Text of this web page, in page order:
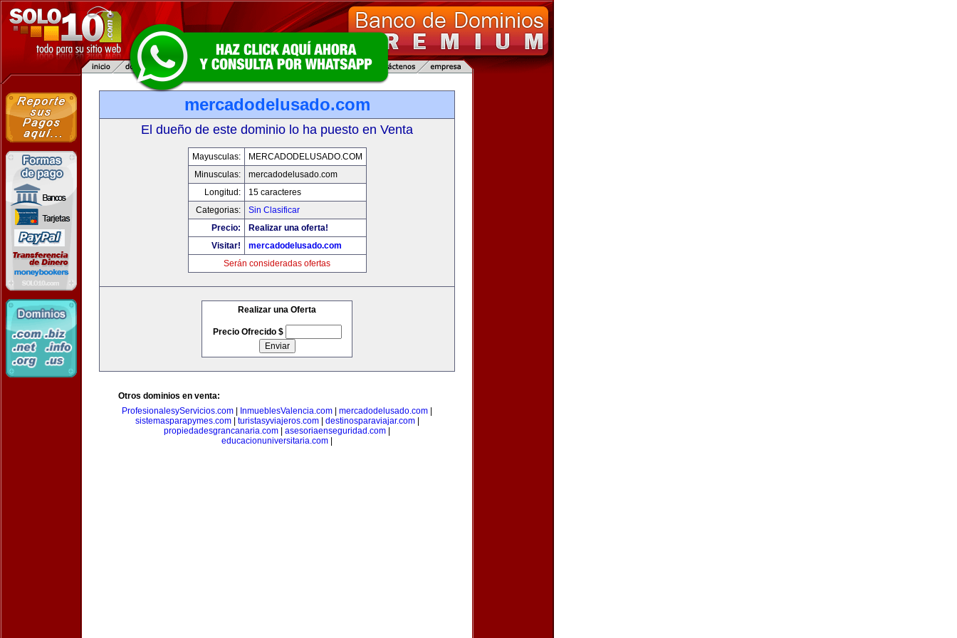
mercadodelusado.com
El dueño de este dominio lo ha puesto en Venta
Mayusculas:
MERCADODELUSADO.COM
Minusculas:
mercadodelusado.com
Longitud:
15 caracteres
Categorias:
Sin Clasificar
Precio:
Realizar una oferta!
Visitar!
mercadodelusado.com
Serán consideradas ofertas
Realizar una Oferta
Precio Ofrecido $
Otros dominios en venta:
ProfesionalesyServicios.com
InmueblesValencia.com mercadodelusado.com
sistemasparapymes.com| turistasyviajeros.com| destinosparaviajar.com|
propiedadesgrancanaria.com
asesoriaenseguridad.com
educacionuniversitaria.com